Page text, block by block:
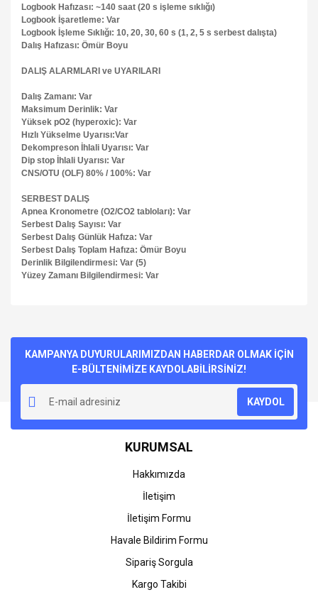
Logbook Hafızası: ~140 saat (20 s işleme sıklığı)
Logbook İşaretleme: Var
Logbook İşleme Sıklığı: 10, 20, 30, 60 s (1, 2, 5 s serbest dalışta)
Dalış Hafızası: Ömür Boyu
DALIŞ ALARMLARI ve UYARILARI
Dalış Zamanı: Var
Maksimum Derinlik: Var
Yüksek pO2 (hyperoxic): Var
Hızlı Yükselme Uyarısı:Var
Dekompreson İhlali Uyarısı: Var
Dip stop İhlali Uyarısı: Var
CNS/OTU (OLF) 80% / 100%: Var
SERBEST DALIŞ
Apnea Kronometre (O2/CO2 tabloları): Var
Serbest Dalış Sayısı: Var
Serbest Dalış Günlük Hafıza: Var
Serbest Dalış Toplam Hafıza: Ömür Boyu
Derinlik Bilgilendirmesi: Var (5)
Yüzey Zamanı Bilgilendirmesi: Var
Yorum Yaz
kullanarak tarafımıza iletebilirsiniz.
Görüş ve önerileriniz için teşekkür ederiz.
Ürün resmi kalitesiz, bozuk veya görüntülenemiyor.
Ürün açıklamasında eksik bilgiler bulunuyor.
Ürün bilgilerinde hatalar bulunuyor.
Ürün fiyatı diğer sitelerden daha pahalı.
Gönder
KAMPANYA DUYURULARIMIZDAN HABERDAR OLMAK İÇİN
E-BÜLTENİMİZE KAYDOLABİLİRSİNİZ!
KAYDOL
KURUMSAL
Hakkımızda
İletişim
İletişim Formu
Havale Bildirim Formu
Sipariş Sorgula
Kargo Takibi